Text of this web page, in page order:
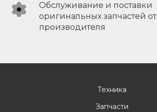
Обслуживание и поставки
оригинальных запчастей от
производителя
Техника
Запчасти